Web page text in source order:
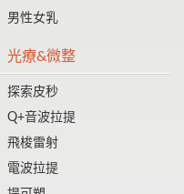
男性女乳
光療&微整
探索皮秒
Q+音波拉提
飛梭雷射
電波拉提